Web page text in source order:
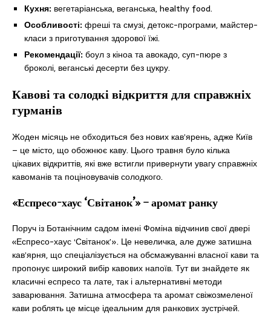
Кухня: вегетаріанська, веганська, healthy food.
Особливості:фреші та смузі, детокс-програми, майстер-
класи з приготування здорової їжі.
Рекомендації:боул з кіноа та авокадо, суп-пюре з
броколі, веганські десерти без цукру.
Кавові та солодкі відкриття для справжніх
гурманів
Жоден місяць не обходиться без нових кав’ярень, адже Київ
– це місто, що обожнює каву. Цього травня було кілька
цікавих відкриттів, які вже встигли привернути увагу справжніх
кавоманів та поціновувачів солодкого.
«Еспресо-хаус ‘Світанок’» – аромат ранку
Поруч із Ботанічним садом імені Фоміна відчинив свої двері
«Еспресо-хаус ‘Світанок’». Це невеличка, але дуже затишна
кав’ярня, що спеціалізується на обсмажуванні власної кави та
пропонує широкий вибір кавових напоїв. Тут ви знайдете як
класичні еспресо та лате, так і альтернативні методи
заварювання. Затишна атмосфера та аромат свіжозмеленої
кави роблять це місце ідеальним для ранкових зустрічей.